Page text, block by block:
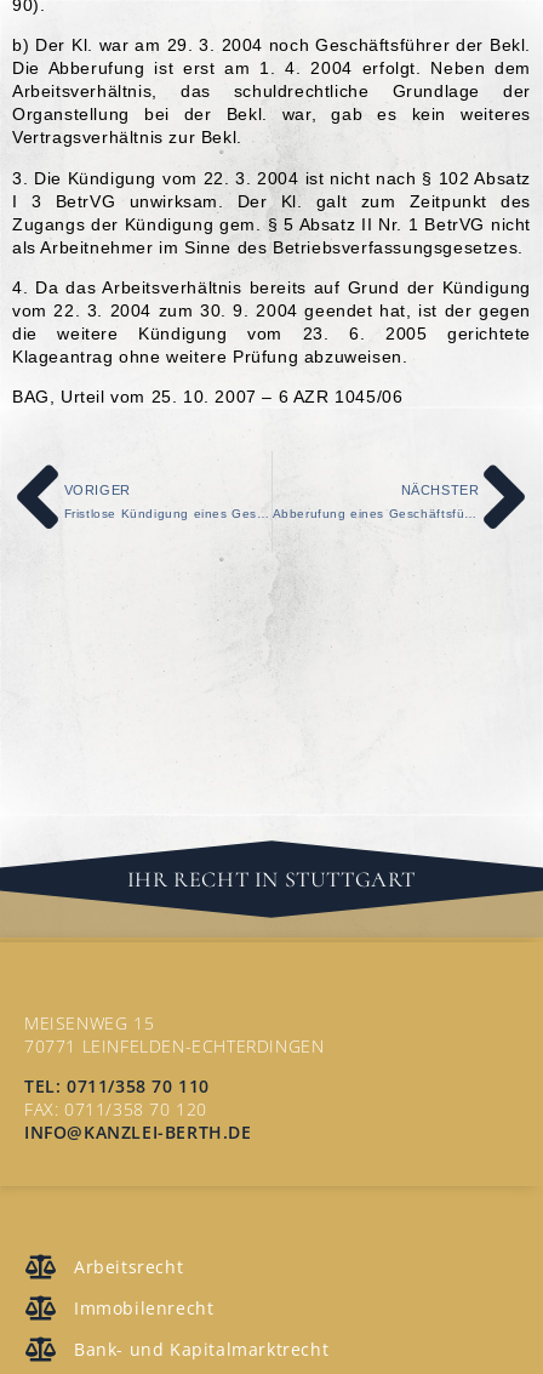
90).
b) Der Kl. war am 29. 3. 2004 noch Geschäftsführer der Bekl.
Die Abberufung ist erst am 1. 4. 2004 erfolgt. Neben dem
Arbeitsverhältnis, das schuldrechtliche Grundlage der
Organstellung bei der Bekl. war, gab es kein weiteres
Vertragsverhältnis zur Bekl.
3. Die Kündigung vom 22. 3. 2004 ist nicht nach § 102 Absatz
I 3 BetrVG unwirksam. Der Kl. galt zum Zeitpunkt des
Zugangs der Kündigung gem. § 5 Absatz II Nr. 1 BetrVG nicht
als Arbeitnehmer im Sinne des Betriebsverfassungsgesetzes.
4. Da das Arbeitsverhältnis bereits auf Grund der Kündigung
vom 22. 3. 2004 zum 30. 9. 2004 geendet hat, ist der gegen
die weitere Kündigung vom 23. 6. 2005 gerichtete
Klageantrag ohne weitere Prüfung abzuweisen.
BAG, Urteil vom 25. 10. 2007 – 6 AZR 1045/06
VORIGER NÄCHSTER
IHR RECHT IN STUTTGART
MEISENWEG 15
70771 LEINFELDEN-ECHTERDINGEN
TEL: 0711/358 70 110
FAX: 0711/358 70 120
INFO@KANZLEI-BERTH.DE
Arbeitsrecht
Immobilenrecht
Bank- und Kapitalmarktrecht